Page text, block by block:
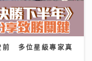
前 多位星級專家真